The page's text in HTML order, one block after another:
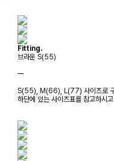
Fitting.
브라운 S(55)
ㅡ
S(55), M(66), L(77) 사이즈로 구
하단에 있는 사이즈표를 참고하시